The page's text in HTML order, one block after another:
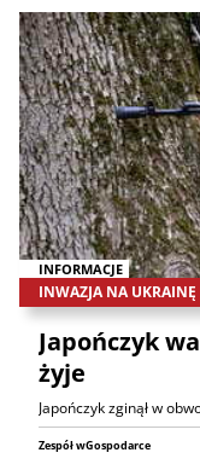
INFORMACJE
INWAZJA NA UKRAINĘ
Japończyk
żyje
Japończyk zginął w
Zespół wGospodarce